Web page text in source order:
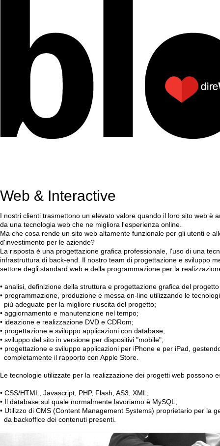
Web & Interactive
I nostri clienti trasmettono un elevato valore quando il loro sito web è
da una tecnologia web che ne migliora l'esperienza online.
Ma che cosa rende un sito web altamente funzionale per gli utenti e
d'investimento per le aziende?
La risposta è una progettazione grafica professionale, l'uso di una
infrastruttura di back-end. Il nostro team di progettazione e sviluppo
settore degli standard web e della programmazione per la
• analisi, definizione della struttura e progettazione grafica del
• programmazione, produzione e messa on-line utilizzando le
più adeguate per la migliore riuscita del progetto;
• aggiornamento e manutenzione nel tempo;
• ideazione e realizzazione DVD e CDRom;
• progettazione e sviluppo applicazioni con database;
• sviluppo del sito in versione per dispositivi "mobile";
• progettazione e sviluppo applicazioni per iPhone e per iPad,
completamente il rapporto con Apple Store.
Le tecnologie utilizzate per la realizzazione dei progetti web possono
• CSS/HTML, Javascript, PHP, Flash, AS3, XML;
• Il database sul quale normalmente lavoriamo è MySQL;
• Utilizzo di CMS (Content Management Systems) proprietario per la
da backoffice dei contenuti presenti.